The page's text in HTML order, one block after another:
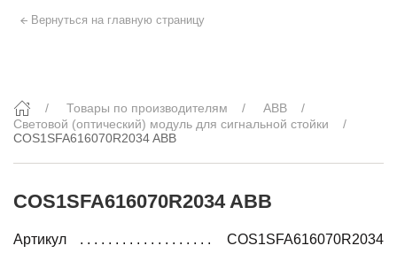
Вернуться на главную страницу
Товары по производителям
ABB
Световой (оптический) модуль для сигнальной стойки
COS1SFA616070R2034 ABB
COS1SFA616070R2034 ABB
Артикул
COS1SFA616070R2034